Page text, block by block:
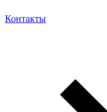
Контакты